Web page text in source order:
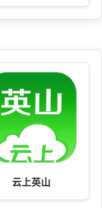
云上英山